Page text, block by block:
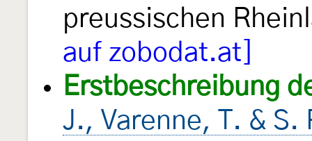
preussischen
auf zobodat.at]
Erstbeschreibung
J., Varenne, T. &